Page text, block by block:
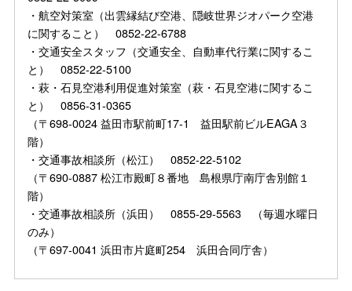
・航空対策室（出雲縁結び空港、隠岐世界ジオパーク空港
に関すること） 0852-22-6788
・交通安全スタッフ（交通安全、自動車代行業に関するこ
と） 0852-22-5100
・萩・石見空港利用促進対策室（萩・石見空港に関するこ
と） 0856-31-0365
（〒698-0024 益田市駅前町17-1 益田駅前ビルEAGA３
階）
・交通事故相談所（松江） 0852-22-5102
（〒690-0887 松江市殿町８番地 島根県庁南庁舎別館１
階）
・交通事故相談所（浜田） 0855-29-5563 （毎週水曜日
のみ）
（〒697-0041 浜田市片庭町254 浜田合同庁舎）